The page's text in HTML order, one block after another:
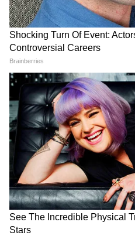
ভিড়ে গেলেনতৃণমূলের